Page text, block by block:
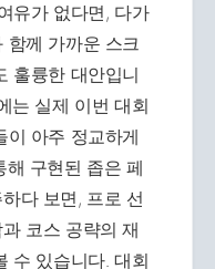
유가 없다면, 다가
함께 가까운 스크
훌륭한 대안입니
는 실제 이번 대회
이 아주 정교하게
해 구현된 좁은 페
다 보면, 프로 선
코스 공략의 재
수 있습니다. 대회